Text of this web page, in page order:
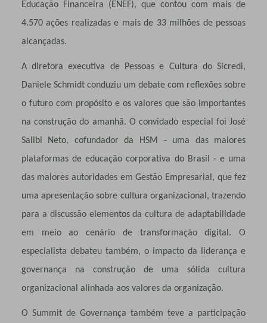
Educação Financeira (ENEF), que contou com mais de
4.570 ações realizadas e mais de 33 milhões de pessoas
alcançadas.
A diretora executiva de Pessoas e Cultura do Sicredi,
Daniele Schmidt conduziu um debate com reflexões sobre
o futuro com propósito e os valores que são importantes
na construção do amanhã. O convidado especial foi José
Salibi Neto, cofundador da HSM - uma das maiores
plataformas de educação corporativa do Brasil - e uma
das maiores autoridades em Gestão Empresarial, que fez
uma apresentação sobre cultura organizacional, trazendo
para a discussão elementos da cultura de adaptabilidade
em meio ao cenário de transformação digital. O
especialista debateu também, o impacto da liderança e
governança na construção de uma sólida cultura
organizacional alinhada aos valores da organização.
O Summit de Governança também teve a participação